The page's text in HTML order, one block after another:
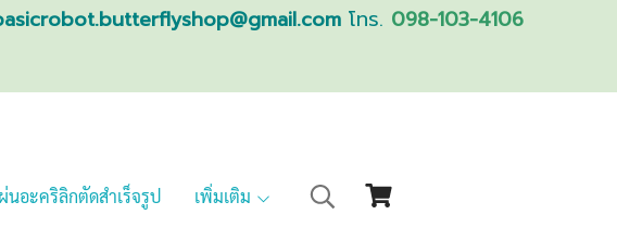
โทร. 098-103-4106
นอะคริลิกตัดสำเร็จรูป เพิ่มเติม